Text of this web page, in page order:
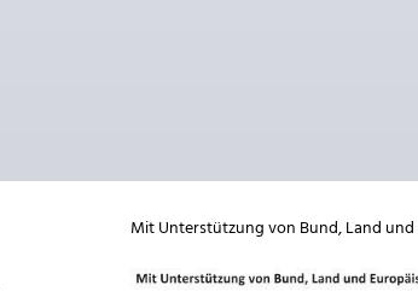
Mit Unterstützung von Bund,Land und